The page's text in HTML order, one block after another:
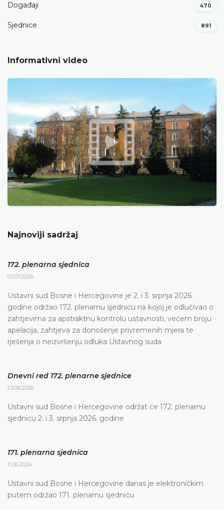
Događaji 470
Sjednice 891
Informativni video
Najnoviji sadržaj
172. plenarna sjednica
03.07.2026.
Ustavni sud Bosne i Hercegovine je 2. i 3. srpnja 2026.
godine održao 172. plenarnu sjednicu na kojoj je odlučivao o
zahtjevima za apstraktnu kontrolu ustavnosti, većem broju
apelacija, zahtjeva za donošenje privremenih mjera te
rješenja o neizvršenju odluka Ustavnog suda
Dnevni red 172. plenarne sjednice
23.06.2026.
Ustavni sud Bosne i Hercegovine održat će 172. plenarnu
sjednicu 2. i 3. srpnja 2026. godine
171. plenarna sjednica
11.06.2026.
Ustavni sud Bosne i Hercegovine danas je elektroničkim
putem održao 171. plenarnu sjednicu